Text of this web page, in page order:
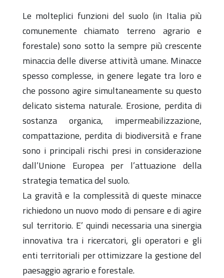
Le molteplici funzioni del suolo (in Italia più
comunemente chiamato terreno agrario e
forestale) sono sotto la sempre più crescente
minaccia delle diverse attività umane. Minacce
spesso complesse, in genere legate tra loro e
che possono agire simultaneamente su questo
delicato sistema naturale. Erosione, perdita di
sostanza organica, impermeabilizzazione,
compattazione, perdita di biodiversità e frane
sono i principali rischi presi in considerazione
dall’Unione Europea per l’attuazione della
strategia tematica del suolo.
La gravità e la complessità di queste minacce
richiedono un nuovo modo di pensare e di agire
sul territorio. E’ quindi necessaria una sinergia
innovativa tra i ricercatori, gli operatori e gli
enti territoriali per ottimizzare la gestione del
paesaggio agrario e forestale.